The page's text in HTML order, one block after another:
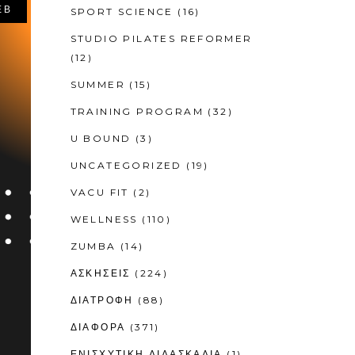
SPORT SCIENCE (16)
STUDIO PILATES REFORMER
(12)
SUMMER (15)
TRAINING PROGRAM (32)
U BOUND (3)
UNCATEGORIZED (19)
VACU FIT (2)
WELLNESS (110)
ZUMBA (14)
ΑΣΚΗΣΕΙΣ (224)
ΔΙΑΤΡΟΦΗ (88)
ΔΙΑΦΟΡΑ (371)